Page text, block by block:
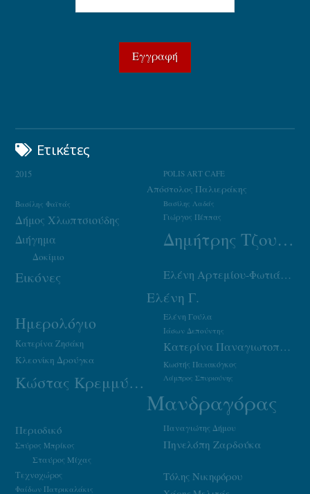
Ετικέτες
2015 POLIS ART CAFE
Απόστολος Παλιεράκης
Βασίλης Λαδάς
Βασίλης Φαϊτάς
Γιώργος Πέππας
Δήμος Χλωπτσιούδης
Δημήτρης Τζουμάκας
Διήγημα
Δοκίμιο
Εικόνες Ελένη Αρτεμίου-Φωτιάδου
Ελένη Γ.
Ελένη Γούλα
Ημερολόγιο Ιάσων Δεπούντης
Κατερίνα Ζησάκη Κατερίνα Παναγιωτοπούλου
Κλεονίκη Δρούγκα Κωστής Παπακόγκος
Κώστας Κρεμμύδας Λάμπρος Σπυριούνης
Μανδραγόρας
Παναγιώτης Δήμου
Περιοδικό
Πηνελόπη Ζαρδούκα
Σπύρος Μπρίκος
Σταύρος Μίχας
Τεχνοχώρος
Τόλης Νικηφόρου
Φαίδων Πατρικαλάκις